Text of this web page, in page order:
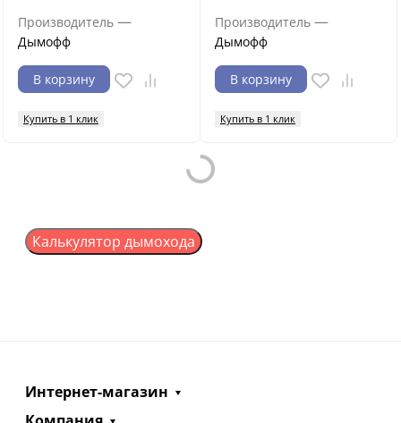
Производитель —
Дымофф
В корзину
Купить в 1 клик
Производитель —
Дымофф
В корзину
Купить в 1 клик
Loading...
Калькулятор дымохода
Интернет-магазин